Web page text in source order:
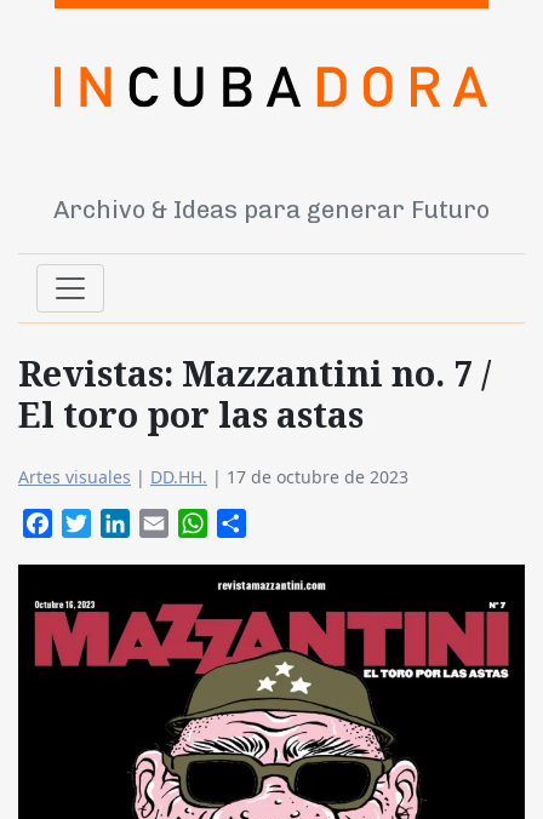
Archivo & Ideas para generar Futuro
Revistas: Mazzantini no. 7 /
El toro por las astas
Artes visuales | DD.HH. | 17 de octubre de 2023
FacebookTwitterLinkedIn
Email WhatsApp